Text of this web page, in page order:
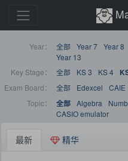
Year： 全部 Year 7 Year 8
Year 13
Key Stage：
全部 KS 3 KS 4
Exam Board：
全部 Edexcel CAIE
Topic：
全部 Algebra
CASIO emulator
最新 精华